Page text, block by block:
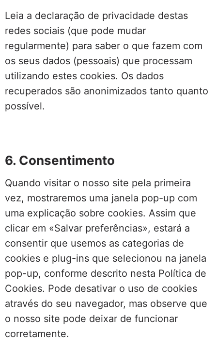
Leia a declaração de privacidade destas
redes sociais (que pode mudar
regularmente) para saber o que fazem com
os seus dados (pessoais) que processam
utilizando estes cookies. Os dados
recuperados são anonimizados tanto quanto
possível.
6. Consentimento
Quando visitar o nosso site pela primeira
vez, mostraremos uma janela pop-up com
uma explicação sobre cookies. Assim que
clicar em «Salvar preferências», estará a
consentir que usemos as categorias de
cookies e plug-ins que selecionou na janela
pop-up, conforme descrito nesta Política de
Cookies. Pode desativar o uso de cookies
através do seu navegador, mas observe que
o nosso site pode deixar de funcionar
corretamente.